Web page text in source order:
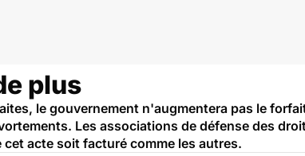
plus
le gouvernement n'augmentera pas le
Les associations de défense des
acte soit facturé comme les autres.